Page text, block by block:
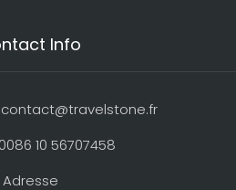
Info
contact@travelstone.fr
0086 10 56707458
Adresse